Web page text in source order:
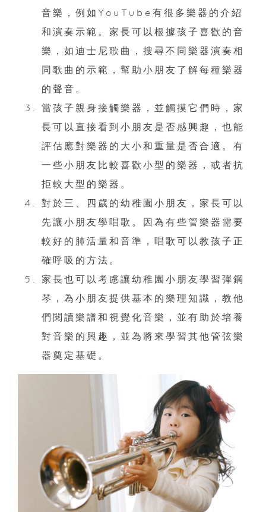
音樂，例如YouTube有很多樂器的介紹
和演奏示範。家長可以根據孩子喜歡的音
樂，如迪士尼歌曲，搜尋不同樂器演奏相
同歌曲的示範，幫助小朋友了解每種樂器
的聲音。
當孩子親身接觸樂器，並觸摸它們時，家
長可以直接看到小朋友是否感興趣，也能
評估應對樂器的大小和重量是否合適。有
一些小朋友比較喜歡小型的樂器，或者抗
拒較大型的樂器。
對於三、四歲的幼稚園小朋友，家長可以
先讓小朋友學唱歌。因為有些管樂器需要
較好的肺活量和音準，唱歌可以教孩子正
確呼吸的方法。
家長也可以考慮讓幼稚園小朋友學習彈鋼
琴，為小朋友提供基本的樂理知識，教他
們閱讀樂譜和視覺化音樂，並有助於培養
對音樂的興趣，並為將來學習其他管弦樂
器奠定基礎。